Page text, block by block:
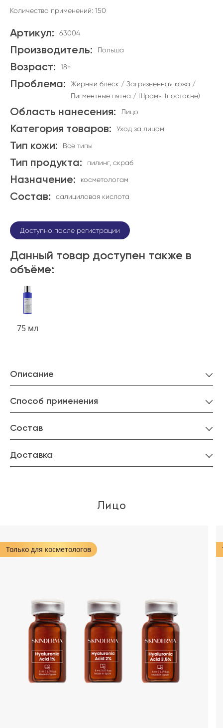
Количество применений: 150
Артикул: 63004
Производитель: Польша
Возраст: 18+
Проблема:
Жирный блеск / Загрязнённая кожа /
Пигментные пятна / Шрамы (постакне)
Область нанесения: Лицо
Категория товаров: Уход за лицом
Тип кожи: Все типы
Тип продукта: пилинг, скраб
Назначение: косметологам
Состав: салициловая кислота
Доступно после регистрации
Данный товар доступен также в
объёме:
75 мл
Описание
Способ применения
Состав
Доставка
Лицо
Только для косметологов